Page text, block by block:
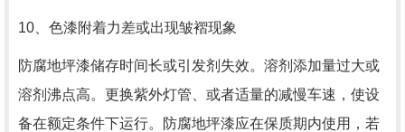
10、色漆附着力差或出现皱褶现象
防腐地坪漆储存时间长或引发剂失效。溶剂添加量过大或
溶剂沸点高。更换紫外灯管、或者适量的减慢车速，使设
备在额定条件下运行。防腐地坪漆应在保质期内使用，若